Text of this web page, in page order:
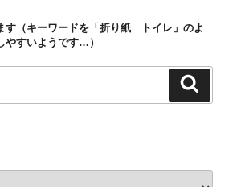
す（キーワードを「折り紙 トイレ」のよ
やすいようです…）